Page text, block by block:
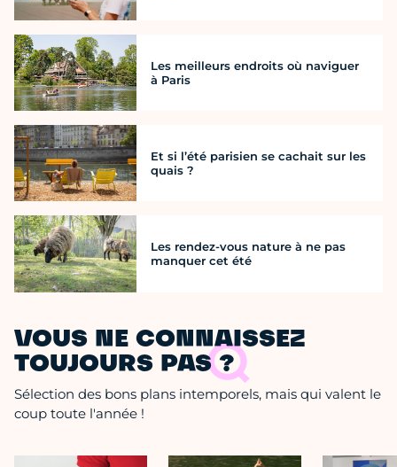
Les meilleurs endroits où naviguer
à Paris
Et si l’été parisien se cachait sur les
quais ?
Les rendez-vous nature à ne pas
manquer cet été
VOUS NE CONNAISSEZ
TOUJOURS PAS ?
Sélection des bons plans intemporels, mais qui valent le
coup toute l'année !